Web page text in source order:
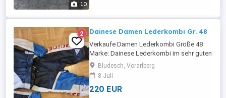
10
2 Dainese Damen Lederkombi Gr. 48
Verkaufe Damen Lederkombi Größe 48
Marke: Dainese Lederkombi im sehr guten
Zustand, alle Reißverschlüsse
funktionieren.
Bludesch, Vorarlberg
8 Juli
220 EUR